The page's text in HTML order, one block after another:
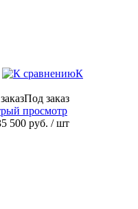
К
Под заказ
просмотр
500 руб. / шт